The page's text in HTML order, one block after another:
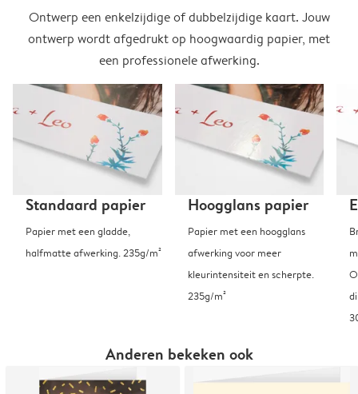
Ontwerp een enkelzijdige of dubbelzijdige kaart. Jouw
ontwerp wordt afgedrukt op hoogwaardig papier, met
een professionele afwerking.
Standaard papier
Papier met een gladde,
halfmatte afwerking. 235g/m²
Hoogglans papier
Papier met een hoogglans
afwerking voor meer
kleurintensiteit en scherpte.
235g/m²
Anderen bekeken ook